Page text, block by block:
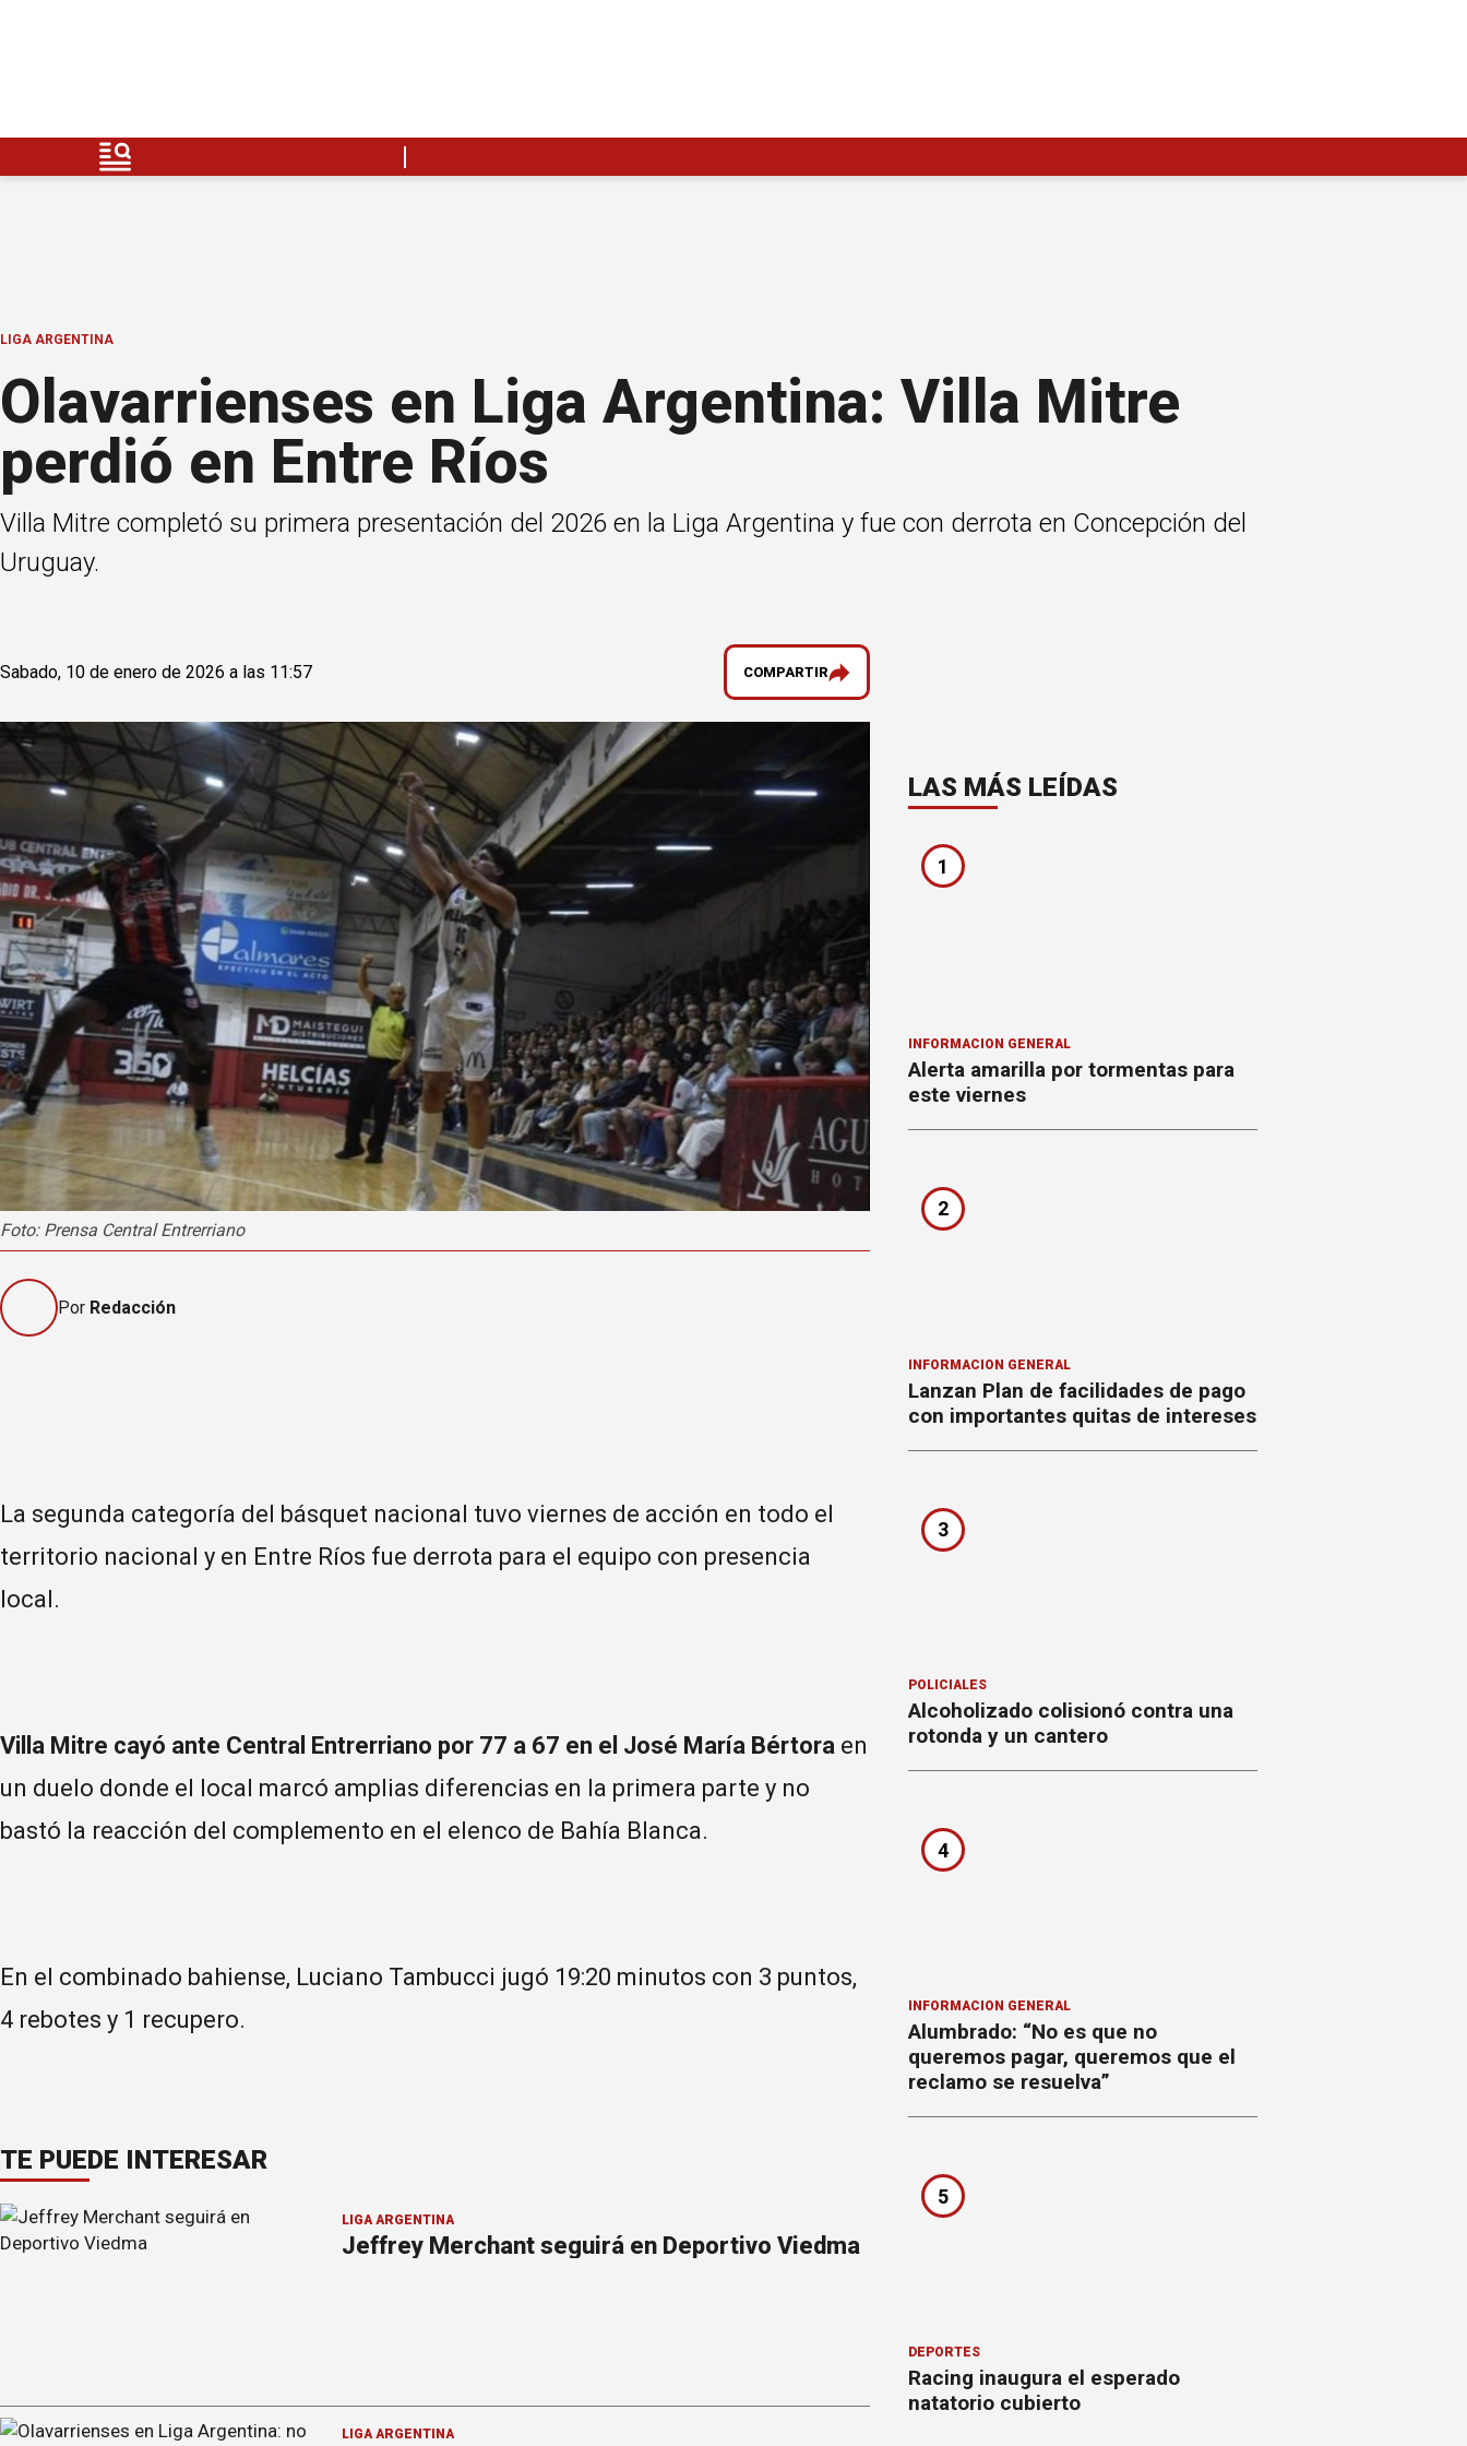
LIGA ARGENTINA
Olavarrienses en Liga Argentina: Villa Mitre
perdió en Entre Ríos
Villa Mitre completó su primera presentación del 2026 en la Liga Argentina y fue con derrota en Concepción del
Uruguay.
Sabado, 10 de enero de 2026 a las 11:57 COMPARTIR
Foto: Prensa Central Entrerriano
Por Redacción
La segunda categoría del básquet nacional tuvo viernes de acción en todo el
territorio nacional y en Entre Ríos fue derrota para el equipo con presencia
local.
Villa Mitre cayó ante Central Entrerriano por 77 a 67 en el José María Bértora en
un duelo donde el local marcó amplias diferencias en la primera parte y no
bastó la reacción del complemento en el elenco de Bahía Blanca.
En el combinado bahiense, Luciano Tambucci jugó 19:20 minutos con 3 puntos,
4 rebotes y 1 recupero.
TE PUEDE INTERESAR
LIGA ARGENTINA
Jeffrey Merchant seguirá en Deportivo Viedma
LIGA ARGENTINA
LAS MÁS LEÍDAS
1
INFORMACION GENERAL
Alerta amarilla por tormentas para
este viernes
2
INFORMACION GENERAL
Lanzan Plan de facilidades de pago
con importantes quitas de intereses
3
POLICIALES
Alcoholizado colisionó contra una
rotonda y un cantero
4
INFORMACION GENERAL
Alumbrado: “No es que no
queremos pagar, queremos que el
reclamo se resuelva”
5
DEPORTES
Racing inaugura el esperado
natatorio cubierto